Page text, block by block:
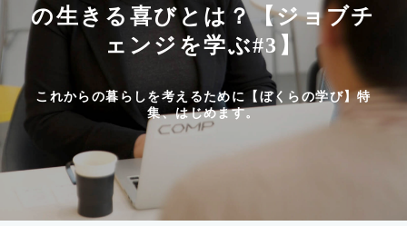
の生きる喜びとは？【ジョブチ
ェンジを学ぶ#3】
これからの暮らしを考えるために【ぼくらの学び】特
集、はじめます。
灯台もと暮らしとは？
お問い合わせ
利用規約